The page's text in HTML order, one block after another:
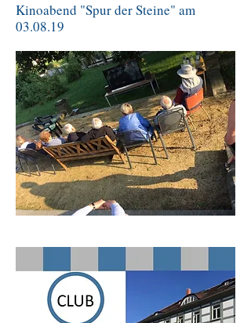
Kinoabend "Spur der Steine" am
03.08.19